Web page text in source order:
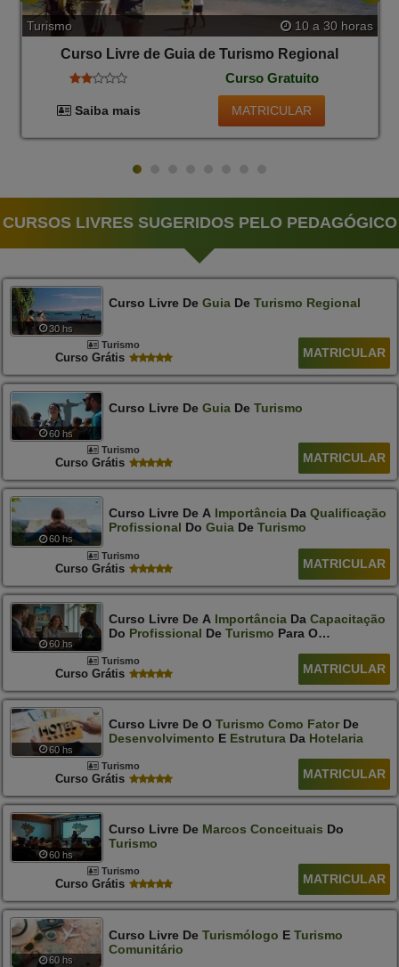
Turismo 10 a 30 horas
Curso Livre de Guia de Turismo Regional
Curso Gratuito
Saiba mais MATRICULAR
CURSOS LIVRES SUGERIDOS PELO PEDAGÓGICO
30 hs
Curso Livre De GuiaDe Turismo Regional
Turismo
Curso Grátis MATRICULAR
60 hs
Curso Livre De GuiaDe Turismo
Turismo
Curso Grátis MATRICULAR
60 hs
Curso Livre De A ImportânciaDa Qualificação
Profissional Do GuiaDe Turismo
Turismo
Curso Grátis MATRICULAR
60 hs
Curso Livre De A ImportânciaDa Capacitação
Do Profissional De Turismo Para O
Turismo
Curso Grátis MATRICULAR
60 hs
Curso Livre De O Turismo Como FatorDe
Desenvolvimento E EstruturaDa Hotelaria
Turismo
Curso Grátis MATRICULAR
60 hs
Curso Livre De Marcos Conceituais Do
Turismo
Turismo
Curso Grátis MATRICULAR
60 hs
Curso Livre De Turismólogo E Turismo
Comunitário